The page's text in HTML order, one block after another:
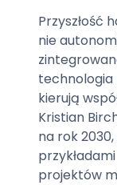
Przyszłość
nie
technologia
kierują
Kristian
na rok
projektów